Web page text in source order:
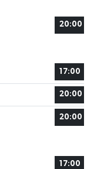
20:00
17:00
20:00
20:00
17:00